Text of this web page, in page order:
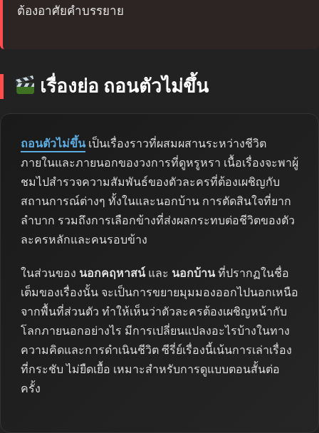
ต้องอาศัยคำบรรยาย
เรื่องย่อ ถอนตัวไม่ขึ้น
ถอนตัวไม่ขึ้นเป็นเรื่องราวที่ผสมผสานระหว่างชีวิต
ภายในและภายนอกของวงการที่ดูหรูหรา เนื้อเรื่องจะพาผู้
ชมไปสำรวจความสัมพันธ์ของตัวละครที่ต้องเผชิญกับ
สถานการณ์ต่างๆ ทั้งในและนอกบ้าน การตัดสินใจที่ยาก
ลำบาก รวมถึงการเลือกข้างที่ส่งผลกระทบต่อชีวิตของตัว
ละครหลักและคนรอบข้าง
ในส่วนของ นอกคฤหาสน์และ นอกบ้านที่ปรากฏในชื่อ
เต็มของเรื่องนั้น จะเป็นการขยายมุมมองออกไปนอกเหนือ
จากพื้นที่ส่วนตัว ทำให้เห็นว่าตัวละครต้องเผชิญหน้ากับ
โลกภายนอกอย่างไร มีการเปลี่ยนแปลงอะไรบ้างในทาง
ความคิดและการดำเนินชีวิต ซีรี่ย์เรื่องนี้เน้นการเล่าเรื่อง
ที่กระชับ ไม่ยืดเยื้อ เหมาะสำหรับการดูแบบตอนสั้นต่อ
ครั้ง